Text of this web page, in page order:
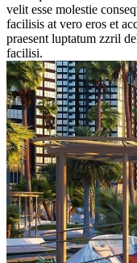
velit esse molestie
facilisis at vero eros et
praesent luptatum zzril
facilisi.